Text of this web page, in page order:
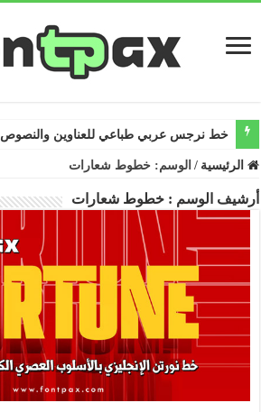
خط نرجس عربي طباعي للعناوين والنصوص
الرئيسية / الوسم:خطوط شعارات
أرشيف الوسم :خطوط شعارات